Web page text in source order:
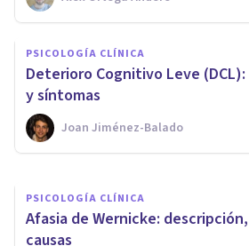
PSICOLOGÍA CLÍNICA
Deterioro Cognitivo Leve
y síntomas
Joan Jiménez-Balado
Amnesia global
síntomas y causas
Arturo Torres
PSICOLOGÍA CLÍNICA
Afasia de Wernicke:
causas